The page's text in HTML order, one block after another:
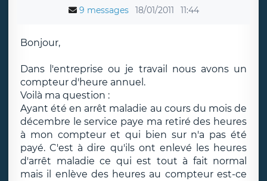
9 messages 18/01/2011 11:44
Bonjour,
Dans l'entreprise ou je travail nous avons un
compteur d'heure annuel.
Voilà ma question :
Ayant été en arrêt maladie au cours du mois de
décembre le service paye ma retiré des heures
à mon compteur et qui bien sur n'a pas été
payé. C'est à dire qu'ils ont enlevé les heures
d'arrêt maladie ce qui est tout à fait normal
mais il enlève des heures au compteur est-ce